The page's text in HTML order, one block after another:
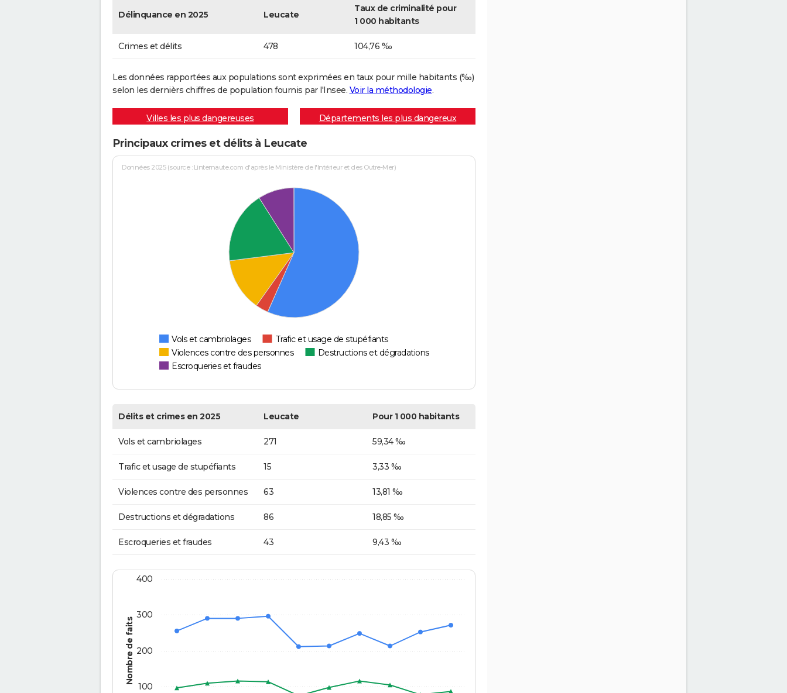
Délinquance en 2025 Leucate
Taux de criminalité pour
1 000 habitants
Crimes et délits 478 104,76 ‰
Les données rapportées aux populations sont exprimées en taux pour mille habitants (‰)
selon les dernièrs chiffres de population fournis par l'Insee. Voir la méthodologie.
Villes les plus dangereuses Départements les plus dangereux
Principaux crimes et délits à Leucate
Données 2025 (source : Linternaute.com d'après le Ministère de l'Intérieur et des Outre-Mer)
Vols et cambriolages
Trafic et usage de stupéfiants
Violences contre des personnes
Destructions et dégradations
Escroqueries et fraudes
Délits et crimes en 2025 Leucate Pour 1 000 habitants
Vols et cambriolages 271 59,34 ‰
Trafic et usage de stupéfiants 15 3,33 ‰
Violences contre des personnes 63 13,81 ‰
Destructions et dégradations 86 18,85 ‰
Escroqueries et fraudes 43 9,43 ‰
Nombre de faits
100
200
300
400